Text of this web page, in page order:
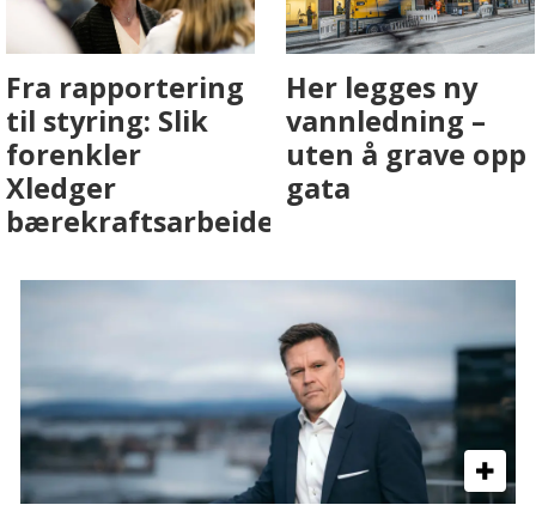
Fenistra endrer
eiendomsbransjen
med AI. Slik ser vi
på fremtiden
Det er i
Drammen det
skjer